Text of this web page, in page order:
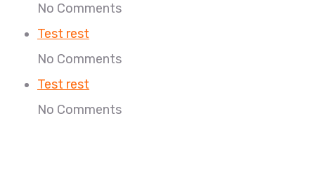
No Comments
Test rest
No Comments
Test rest
No Comments